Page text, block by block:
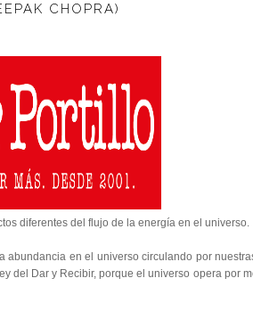
CHOPRA)
diferentes del flujo de la energía en el universo.
abundancia en el universo circulando por
del Dar y Recibir, porque el universo opera por